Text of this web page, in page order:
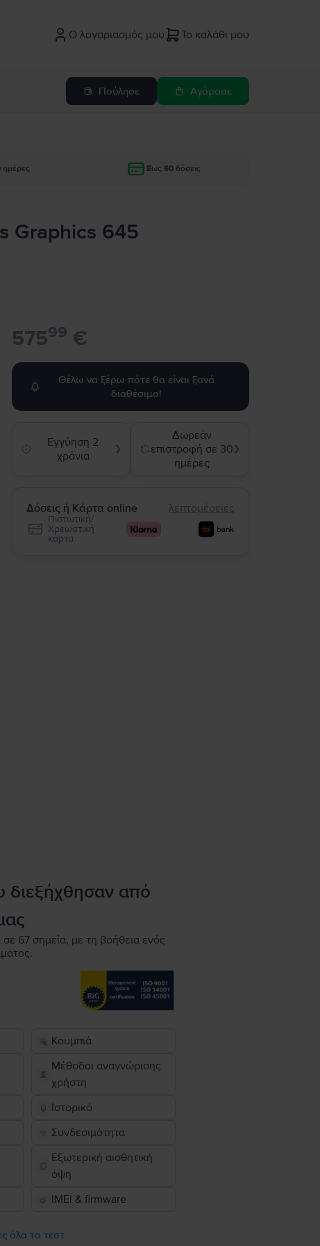
Ο λογαριασμός μου Το καλάθι μου
Πούλησε Αγόρασε
Έως 60 δόσεις
Graphics 645
57599 €
Θέλω να ξέρω πότε θα είναι ξανά
διαθέσιμο!
Εγγύηση 2
χρόνια
❯
Δωρεάν
επιστροφή σε 30
ημέρες
❯
Δόσεις ή Κάρτα online λεπτομέρειες
Πιστωτική/
Χρεωστική
κάρτα
διεξήχθησαν από
σε 67 σημεία, με τη βοήθεια ενός
Κουμπιά
Μέθοδοι αναγνώρισης
χρήστη
Ιστορικό
Συνδεσιμότητα
Εξωτερική αισθητική
όψη
IMEI & firmware
όλα τα τεστ